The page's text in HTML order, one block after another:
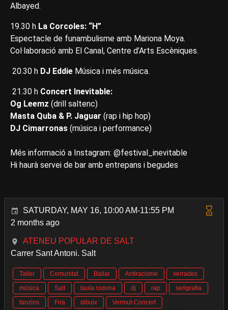
Albayed.
19.30 h La Corcoles: “H”
Espectacle de funambulisme amb Mariona Moya.
Col·laboració amb El Canal, Centre d’Arts Escèniques.
20.30 h DJ Eddie Música i més música.
21.30 h Concert Inevitable:
Og Leemz (drill saltenc)
Masta Quba & P. Jaguar (rap i hip hop)
DJ Cimarronas (música i performance)
Més informació a Instagram: @festival_inevitable
Hi haurà servei de bar amb entrepans i begudes
SATURDAY, MAY 16, 10:00 AM-11:55 PM
2 months ago
ATENEU POPULAR DE SALT
Carrer Sant Antoni. Salt
Taller Comunitat Ballar Antiracisme
xerrades
música
Salt taula rodona dj rap
serigrafia
fanzins
Fira dibuix
Vermut-Concert